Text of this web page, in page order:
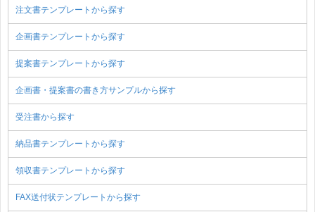
注文書テンプレートから探す
企画書テンプレートから探す
提案書テンプレートから探す
企画書・提案書の書き方サンプルから探す
受注書から探す
納品書テンプレートから探す
領収書テンプレートから探す
FAX送付状テンプレートから探す